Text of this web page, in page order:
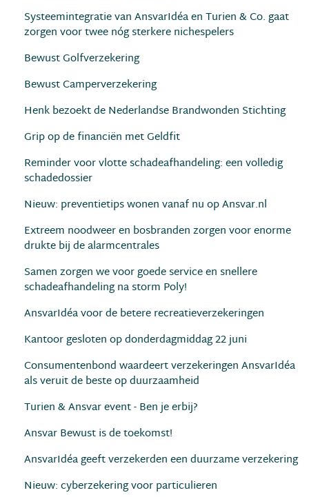
Systeemintegratie van AnsvarIdéa en Turien & Co. gaat
zorgen voor twee nóg sterkere nichespelers
Bewust Golfverzekering
Bewust Camperverzekering
Henk bezoekt de Nederlandse Brandwonden Stichting
Grip op de financiën met Geldfit
Reminder voor vlotte schadeafhandeling: een volledig
schadedossier
Nieuw: preventietips wonen vanaf nu op Ansvar.nl
Extreem noodweer en bosbranden zorgen voor enorme
drukte bij de alarmcentrales
Samen zorgen we voor goede service en snellere
schadeafhandeling na storm Poly!
AnsvarIdéa voor de betere recreatieverzekeringen
Kantoor gesloten op donderdagmiddag 22 juni
Consumentenbond waardeert verzekeringen AnsvarIdéa
als veruit de beste op duurzaamheid
Turien & Ansvar event - Ben je erbij?
Ansvar Bewust is de toekomst!
AnsvarIdéa geeft verzekerden een duurzame verzekering
Nieuw: cyberzekering voor particulieren